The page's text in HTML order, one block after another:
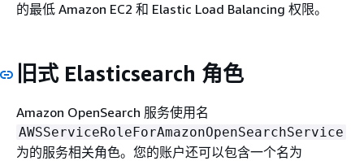
的最低 Amazon EC2 和 Elastic Load Balancing 权限。
旧式 Elasticsearch 角色
Amazon OpenSearch 服务使用名
AWSServiceRoleForAmazonOpenSearchService
为的服务相关角色。您的账户还可以包含一个名为